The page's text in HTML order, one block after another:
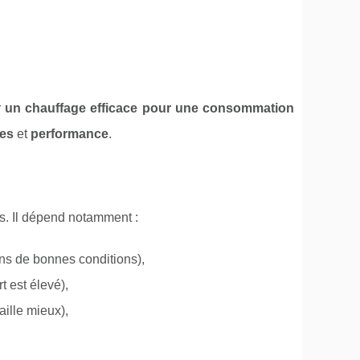
un chauffage efficace pour une consommation
et performance.
Il dépend notamment :
de bonnes conditions),
est élevé),
mieux),